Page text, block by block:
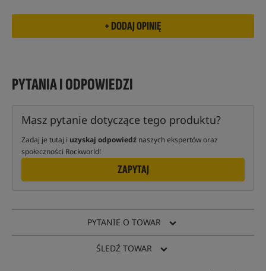
PYTANIA I ODPOWIEDZI
Masz pytanie dotyczące tego produktu?
Zadaj je tutaj i uzyskaj odpowiedź naszych ekspertów oraz
społeczności Rockworld!
ZAPYTAJ
PYTANIE O TOWAR
ŚLEDŹ TOWAR